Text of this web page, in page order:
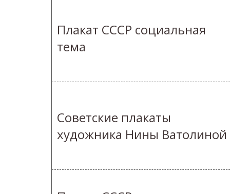
Плакат СССР социальная
тема
Советские плакаты
художника Нины Ватолиной